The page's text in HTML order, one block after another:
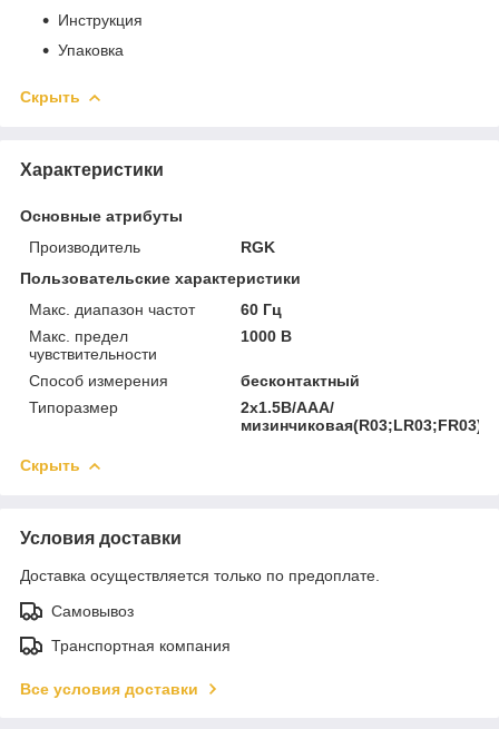
Инструкция
Упаковка
Скрыть
Характеристики
Основные атрибуты
Производитель
RGK
Пользовательские характеристики
Макс. диапазон частот
60 Гц
Макс. предел
чувствительности
1000 В
Способ измерения
бесконтактный
Типоразмер
2х1.5В/AAA/
мизинчиковая(R03;LR03;FR03)
Скрыть
Условия доставки
Доставка осуществляется только по предоплате.
Самовывоз
Транспортная компания
Все условия доставки